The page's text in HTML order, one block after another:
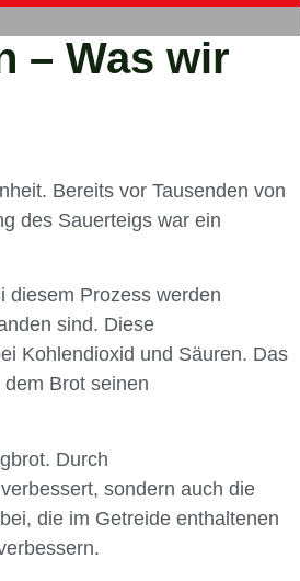
– Was wir
Bereits vor Tausenden von
des Sauerteigs war ein
diesem Prozess werden
sind. Diese
Kohlendioxid und Säuren. Das
Brot seinen
Durch
sondern auch die
die im Getreide enthaltenen